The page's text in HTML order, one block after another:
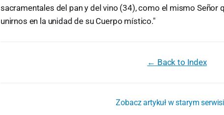
sacramentales del pan y del vino (34), como el mismo Señor
unirnos en la unidad de su Cuerpo místico."
← Back to Index
Zobacz artykuł w starym